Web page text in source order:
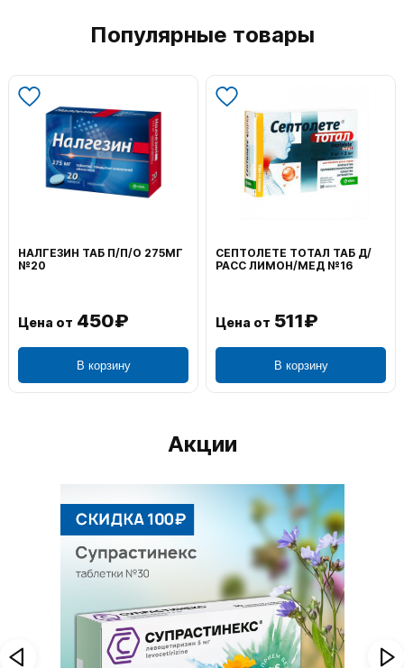
Популярные товары
НАЛГЕЗИН ТАБ П/П/О 275МГ
№20
Цена от 450₽
В корзину
СЕПТОЛЕТЕ ТОТАЛ ТАБ Д/
РАСС ЛИМОН/МЕД №16
Цена от 511₽
В корзину
Акции